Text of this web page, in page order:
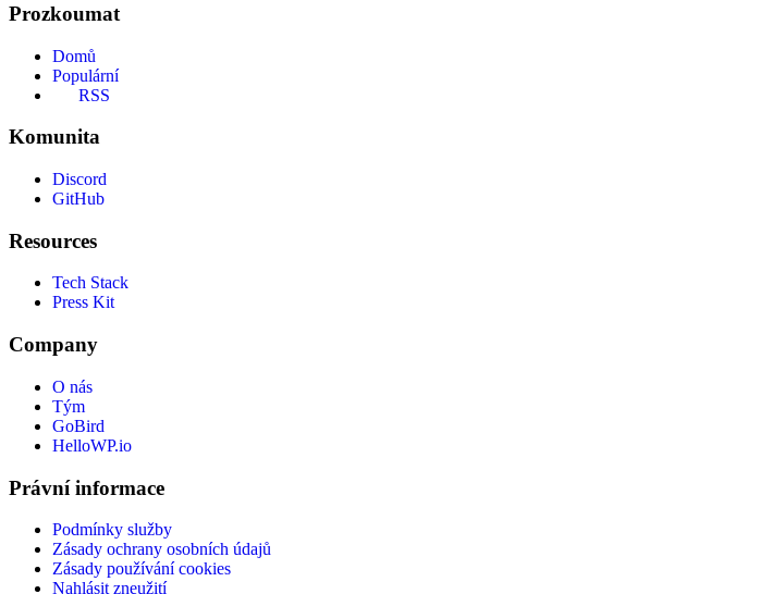
Prozkoumat
Domů
Populární
RSS
Komunita
Discord
GitHub
Resources
Tech Stack
Press Kit
Company
O nás
Tým
GoBird
HelloWP.io
Právní informace
Podmínky služby
Zásady ochrany osobních údajů
Zásady používání cookies
Nahlásit zneužití